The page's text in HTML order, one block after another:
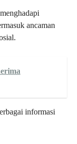
ancaman
informasi